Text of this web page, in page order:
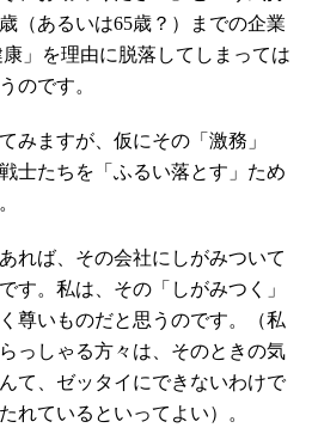
（あるいは65歳？）までの企業
」を理由に脱落してしまっては
のです。
みますが、仮にその「激務」
士たちを「ふるい落とす」ため
れば、その会社にしがみついて
す。私は、その「しがみつく」
尊いものだと思うのです。（私
っしゃる方々は、そのときの気
て、ゼッタイにできないわけで
れているといってよい）。